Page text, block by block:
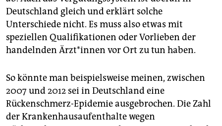
Deutschland gleich und erklärt solche
Unterschiede nicht. Es muss also etwas mit
speziellen Qualifikationen oder Vorlieben der
handelnden Ärzt*innen vor Ort zu tun haben.
So könnte man beispielsweise meinen, zwischen
2007 und 2012 sei in Deutschland eine
Rückenschmerz-Epidemie ausgebrochen. Die Zahl
der Krankenhausaufenthalte wegen